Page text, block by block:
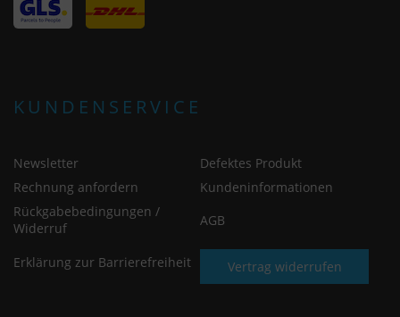
KUNDENSERVICE
Newsletter
Defektes Produkt
Rechnung anfordern
Kundeninformationen
Rückgabebedingungen /
Widerruf
AGB
Erklärung zur Barrierefreiheit Vertrag widerrufen